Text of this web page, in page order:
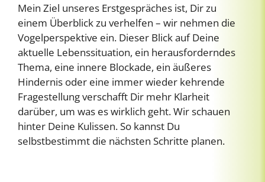
Mein Ziel unseres Erstgespräches ist, Dir zu
einem Überblick zu verhelfen – wir nehmen die
Vogelperspektive ein. Dieser Blick auf Deine
aktuelle Lebenssituation, ein herausforderndes
Thema, eine innere Blockade, ein äußeres
Hindernis oder eine immer wieder kehrende
Fragestellung verschafft Dir mehr Klarheit
darüber, um was es wirklich geht. Wir schauen
hinter Deine Kulissen. So kannst Du
selbstbestimmt die nächsten Schritte planen.